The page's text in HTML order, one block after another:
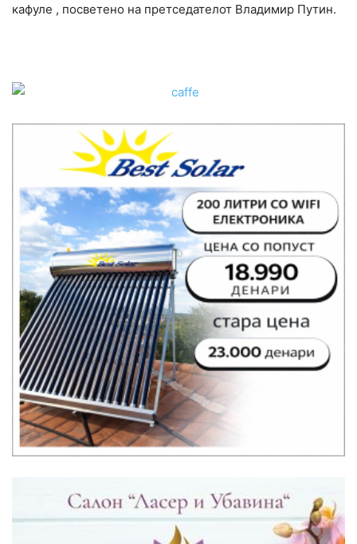
кафуле , посветено на претседателот Владимир Путин.